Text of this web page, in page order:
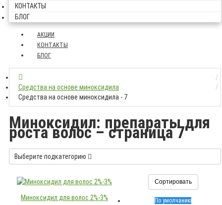
КОНТАКТЫ
БЛОГ
АКЦИИ
КОНТАКТЫ
БЛОГ
Средства на основе миноксидила
Средства на основе миноксидила - 7
Миноксидил: препараты для
роста волос – страница 7
Выберите подкатегорию
Миноксидил для волос 2%-3%
Сортировать
По умолчанию